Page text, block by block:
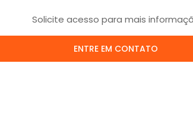
Solicite acesso para mais
ENTRE EM CONTATO